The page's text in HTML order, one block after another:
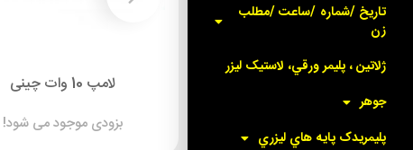
تاريخ /شماره /ساعت /مطلب
زن
ژلاتين ، پليمر ورقي، لاستيک ليزر
جوهر
پليمريدک پايه هاي ليزري
لامپ 10 وات چینی
بزودی موجود می شود!